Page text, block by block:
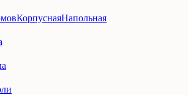
КорпуснаяНапольная